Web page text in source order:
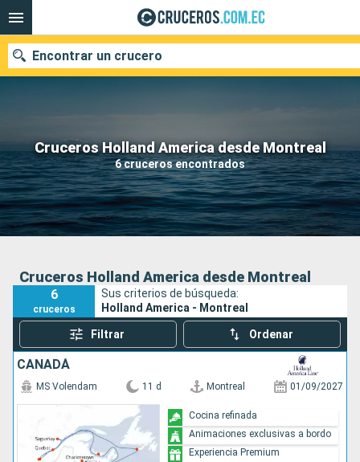
Cruceros Holland America desde Montreal
6 cruceros encontrados
Encontrar un crucero
Nuestros destinos
Fecha de salida
Puertos Compañías
Cruceros Holland America desde Montreal
6
cruceros
Sus criterios de búsqueda:
Holland America - Montreal
Filtrar Ordenar
CANADÁ
MS Volendam 11 d Montreal 01/09/2027
Cocina refinada
Animaciones exclusivas a bordo
Experiencia Premium